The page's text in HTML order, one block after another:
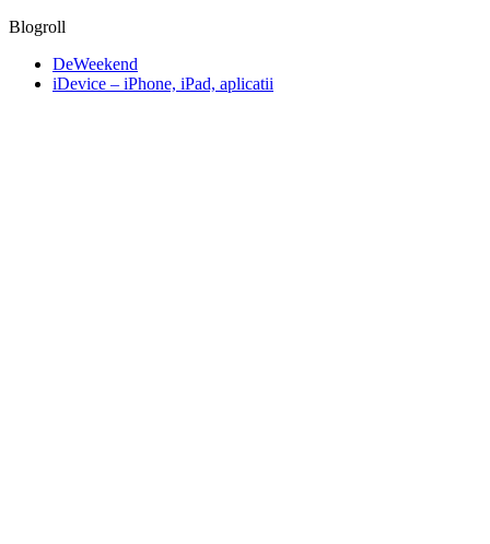
Blogroll
DeWeekend
iDevice – iPhone, iPad, aplicatii